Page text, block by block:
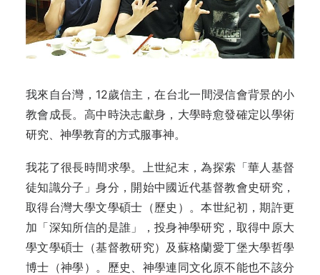
我來自台灣，12歲信主，在台北一間浸信會背景的小
教會成長。高中時決志獻身，大學時愈發確定以學術
研究、神學教育的方式服事神。
我花了很長時間求學。上世紀末，為探索「華人基督
徒知識分子」身分，開始中國近代基督教會史研究，
取得台灣大學文學碩士（歷史）。本世紀初，期許更
加「深知所信的是誰」，投身神學研究，取得中原大
學文學碩士（基督教研究）及蘇格蘭愛丁堡大學哲學
博士（神學）。歷史、神學連同文化原不能也不該分